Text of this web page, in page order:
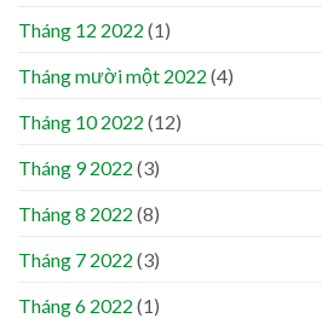
Tháng 12 2022 (1)
Tháng mười một 2022 (4)
Tháng 10 2022 (12)
Tháng 9 2022 (3)
Tháng 8 2022 (8)
Tháng 7 2022 (3)
Tháng 6 2022 (1)